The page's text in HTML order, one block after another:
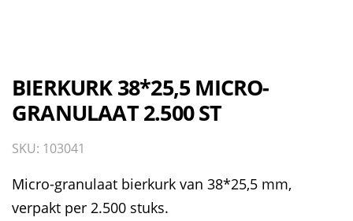
BIERKURK 38*25,5 MICRO-
GRANULAAT 2.500 ST
SKU: 103041
Micro-granulaat bierkurk van 38*25,5 mm,
verpakt per 2.500 stuks.